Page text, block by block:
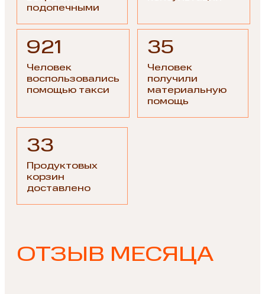
подопечными
921
Человек
воспользовались
помощью такси
35
Человек
получили
материальную
помощь
33
Продуктовых
корзин
доставлено
ОТЗЫВ МЕСЯЦА